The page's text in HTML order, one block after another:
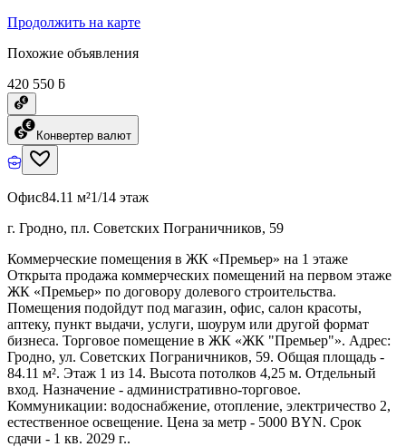
Продолжить на карте
Похожие объявления
420 550 ƃ
Конвертер валют
Офис84.11 м²1/14 этаж
г. Гродно, пл. Советских Пограничников, 59
Коммерческие помещения в ЖК «Премьер» на 1 этаже
Открыта продажа коммерческих помещений на первом этаже
ЖК «Премьер» по договору долевого строительства.
Помещения подойдут под магазин, офис, салон красоты,
аптеку, пункт выдачи, услуги, шоурум или другой формат
бизнеса. Торговое помещение в ЖК «ЖК "Премьер"». Адрес:
Гродно, ул. Советских Пограничников, 59. Общая площадь -
84.11 м². Этаж 1 из 14. Высота потолков 4,25 м. Отдельный
вход. Назначение - административно-торговое.
Коммуникации: водоснабжение, отопление, электричество 2,
естественное освещение. Цена за метр - 5000 BYN. Срок
сдачи - 1 кв. 2029 г..